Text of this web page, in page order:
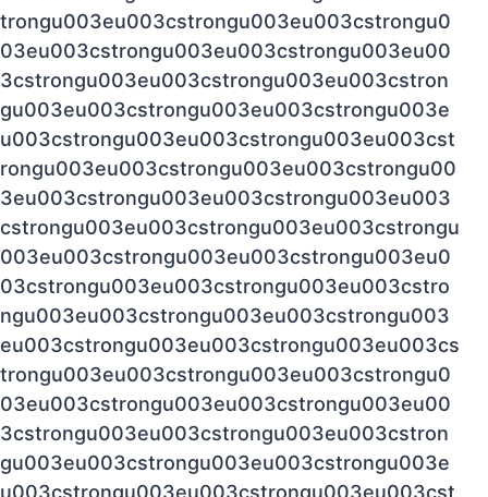
trongu003eu003cstrongu003eu003cstrongu0
03eu003cstrongu003eu003cstrongu003eu00
3cstrongu003eu003cstrongu003eu003cstron
gu003eu003cstrongu003eu003cstrongu003e
u003cstrongu003eu003cstrongu003eu003cst
rongu003eu003cstrongu003eu003cstrongu00
3eu003cstrongu003eu003cstrongu003eu003
cstrongu003eu003cstrongu003eu003cstrongu
003eu003cstrongu003eu003cstrongu003eu0
03cstrongu003eu003cstrongu003eu003cstro
ngu003eu003cstrongu003eu003cstrongu003
eu003cstrongu003eu003cstrongu003eu003cs
trongu003eu003cstrongu003eu003cstrongu0
03eu003cstrongu003eu003cstrongu003eu00
3cstrongu003eu003cstrongu003eu003cstron
gu003eu003cstrongu003eu003cstrongu003e
u003cstrongu003eu003cstrongu003eu003cst